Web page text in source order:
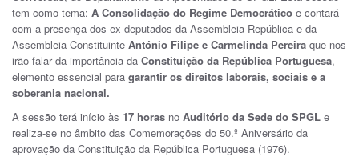
tem como tema: A Consolidação do Regime Democrático e contará
com a presença dos ex-deputados da Assembleia República e da
Assembleia Constituinte António Filipe e Carmelinda Pereira que nos
irão falar da importância da Constituição da República Portuguesa,
elemento essencial para garantir os direitos laborais, sociais e a
soberania nacional.
A sessão terá início às 17 horas no Auditório da Sede do SPGL e
realiza-se no âmbito das Comemorações do 50.º Aniversário da
aprovação da Constituição da República Portuguesa (1976).